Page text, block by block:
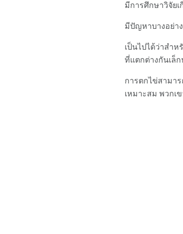
มีการศึกษาวิจัยเ
มีปัญหาบางอย่า
เป็นไปได้ว่าสำห
ที่แตกต่างกันเล็ก
การตกไข่สามา
เหมาะสม พวกเ